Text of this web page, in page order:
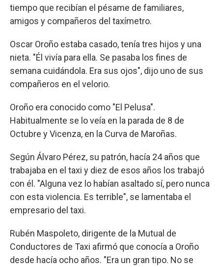
tiempo que recibían el pésame de familiares,
amigos y compañeros del taxímetro.
Oscar Oroño estaba casado, tenía tres hijos y una
nieta. "Él vivía para ella. Se pasaba los fines de
semana cuidándola. Era sus ojos", dijo uno de sus
compañeros en el velorio.
Oroño era conocido como "El Pelusa".
Habitualmente se lo veía en la parada de 8 de
Octubre y Vicenza, en la Curva de Maroñas.
Según Álvaro Pérez, su patrón, hacía 24 años que
trabajaba en el taxi y diez de esos años los trabajó
con él. "Alguna vez lo habían asaltado sí, pero nunca
con esta violencia. Es terrible", se lamentaba el
empresario del taxi.
Rubén Maspoleto, dirigente de la Mutual de
Conductores de Taxi afirmó que conocía a Oroño
desde hacía ocho años. "Era un gran tipo. No se